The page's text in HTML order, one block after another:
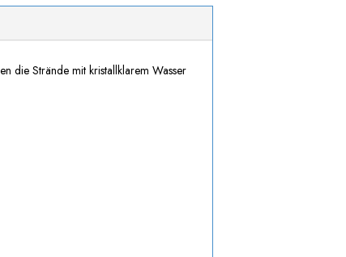
die Strände mit kristallklarem Wasser